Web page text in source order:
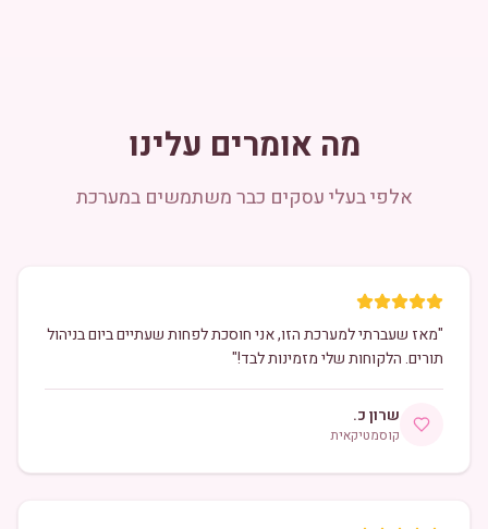
מה אומרים עלינו
אלפי בעלי עסקים כבר משתמשים במערכת
"מאז שעברתי למערכת הזו, אני חוסכת לפחות שעתיים ביום בניהול
תורים. הלקוחות שלי מזמינות לבד!"
שרון כ.
קוסמטיקאית